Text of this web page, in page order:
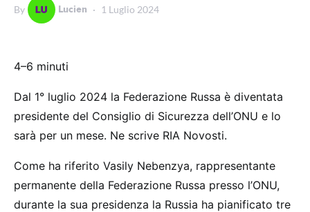
By Lucien 1 Luglio 2024
4–6 minuti
Dal 1° luglio 2024 la Federazione Russa è diventata
presidente del Consiglio di Sicurezza dell’ONU e lo
sarà per un mese. Ne scrive RIA Novosti.
Come ha riferito Vasily Nebenzya, rappresentante
permanente della Federazione Russa presso l’ONU,
durante la sua presidenza la Russia ha pianificato tre